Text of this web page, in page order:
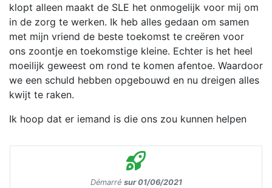
klopt alleen maakt de SLE het onmogelijk voor mij om
in de zorg te werken. Ik heb alles gedaan om samen
met mijn vriend de beste toekomst te creëren voor
ons zoontje en toekomstige kleine. Echter is het heel
moeilijk geweest om rond te komen afentoe. Waardoor
we een schuld hebben opgebouwd en nu dreigen alles
kwijt te raken.
Ik hoop dat er iemand is die ons zou kunnen helpen
Démarré sur 01/06/2021